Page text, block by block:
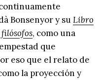
Bonsenyor y suLibro
filósofos, como una
que
eso que el relato de
la proyección y